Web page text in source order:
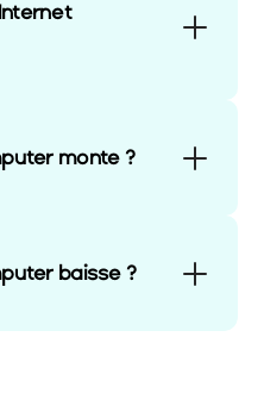
monte ?
baisse ?